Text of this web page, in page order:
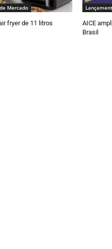
Mercado
fryer de 11 litros
AICE
Brasil